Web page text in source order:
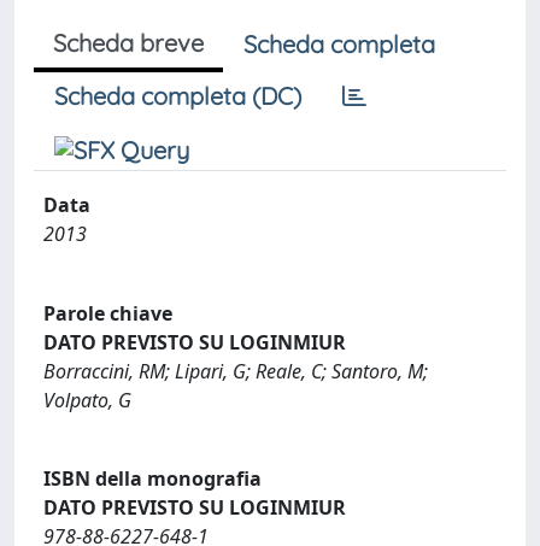
Scheda breve
Scheda completa
Scheda completa (DC)
Data
2013
Parole chiave
DATO PREVISTO SU LOGINMIUR
Borraccini, RM; Lipari, G; Reale, C; Santoro, M;
Volpato, G
ISBN della monografia
DATO PREVISTO SU LOGINMIUR
978-88-6227-648-1